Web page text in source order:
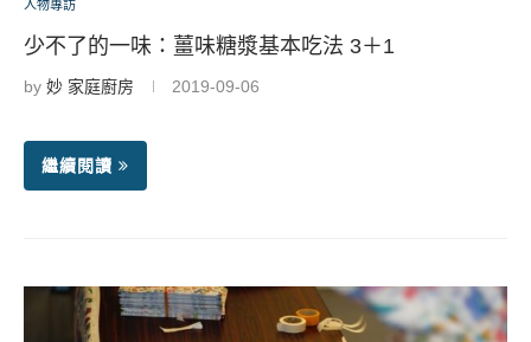
人物專訪
少不了的一味：薑味糖漿基本吃法 3＋1
by 妙 家庭廚房 2019-09-06
繼續閱讀